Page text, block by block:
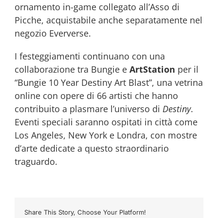
ornamento in-game collegato all’Asso di
Picche, acquistabile anche separatamente nel
negozio Eververse.
I festeggiamenti continuano con una
collaborazione tra Bungie e ArtStation per il
“Bungie 10 Year Destiny Art Blast”, una vetrina
online con opere di 66 artisti che hanno
contribuito a plasmare l’universo di Destiny.
Eventi speciali saranno ospitati in città come
Los Angeles, New York e Londra, con mostre
d’arte dedicate a questo straordinario
traguardo.
Share This Story, Choose Your Platform!